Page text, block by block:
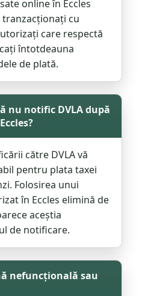
online în Eccles
cu
care respectă
întotdeauna
de plată.
nu notific DVLA după
către DVLA vă
pentru plata taxei
Folosirea unui
în Eccles elimină de
aceștia
de notificare.
nefuncțională sau